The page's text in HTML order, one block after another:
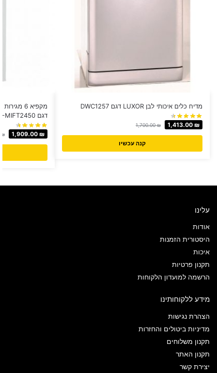
מדיח כלים איכותי לבן LUXOR דגם DWC1257
1,700.00₪ 1,413.00 ₪
קנה עכשיו
דגם NE-MIFT2450
₪ 1,909.00 ₪
עלינו
אודות
היסטורית הזמנות
איכות
תקנון פרטיות
הרשמה למועדון הלקוחות
מידע ללקוחותינו
הצהרת נגישות
מדיניות ביטולים והחזרות
תקנון משלוחים
תקנון האתר
יצירת קשר